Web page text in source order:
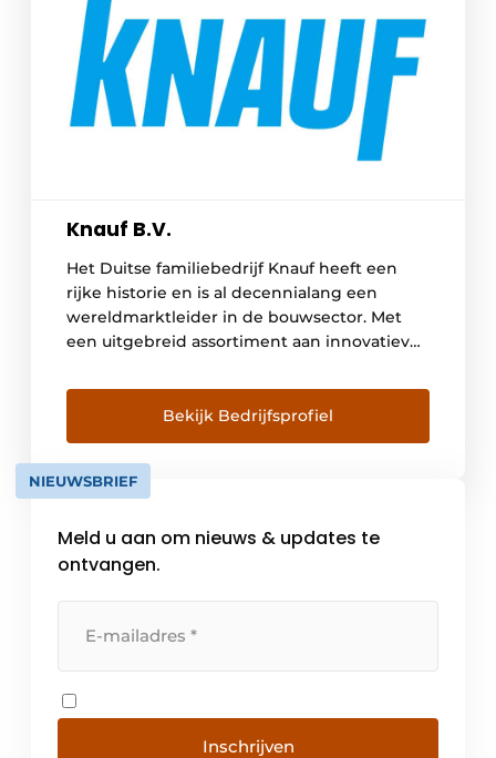
Knauf B.V.
Het Duitse familiebedrijf Knauf heeft een
rijke historie en is al decennialang een
wereldmarktleider in de bouwsector. Met
een uitgebreid assortiment aan innovatieve
wereldwijd oplossingen voor zowel
nieuwbouw als renovatie. Dankzij de inzet
van meer dan 41.000 medewerkers
wereldwijd werken wij dagelijks aan het
succes van onze klanten. Ook in […]
Bekijk Bedrijfsprofiel
NIEUWSBRIEF
Meld u aan om nieuws & updates te
ontvangen.
Inschrijven